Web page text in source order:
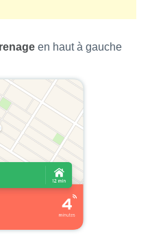
en haut à gauche